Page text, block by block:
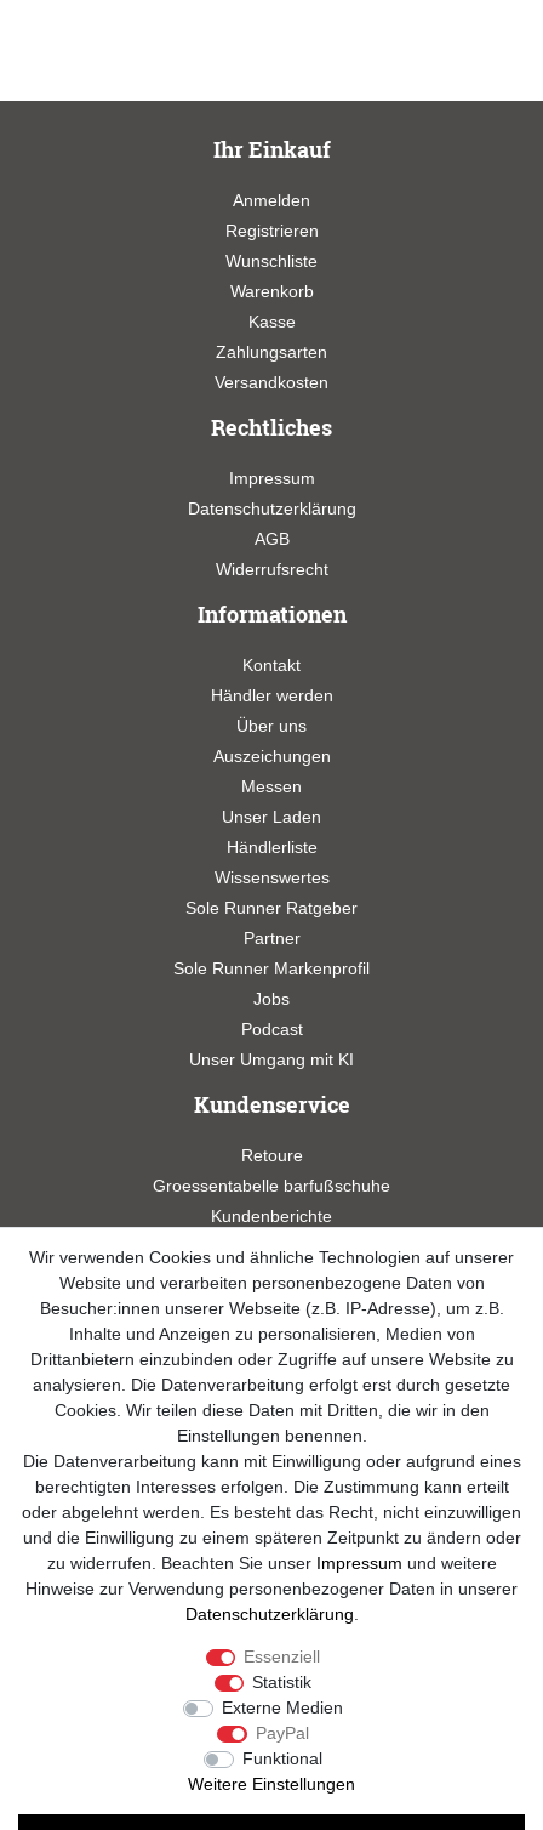
Ihr Einkauf
Anmelden
Registrieren
Wunschliste
Warenkorb
Kasse
Zahlungsarten
Versandkosten
Rechtliches
Impressum
Datenschutzerklärung
AGB
Widerrufsrecht
Informationen
Kontakt
Händler werden
Über uns
Auszeichungen
Messen
Unser Laden
Händlerliste
Wissenswertes
Sole Runner Ratgeber
Partner
Sole Runner Markenprofil
Jobs
Podcast
Unser Umgang mit KI
Kundenservice
Retoure
Groessentabelle barfußschuhe
Kundenberichte
Videos
Widerrufsformular
Kontakt
info@sole-runner.com
+49 (0)8807-244 98 89
Telefon Support Mo. - Fr. 08:00 - 18:00
Anrufe aus dem dt. Festnetz zum Ortstarif, Preise aus dem Mobilfunknetz
ggf. abweichend (abhängig vom Provider).
Wir verwenden Cookies und ähnliche Technologien auf unserer
Website und verarbeiten personenbezogene Daten von
Besucher:innen unserer Webseite (z.B. IP-Adresse), um z.B.
Inhalte und Anzeigen zu personalisieren, Medien von
Drittanbietern einzubinden oder Zugriffe auf unsere Website zu
analysieren. Die Datenverarbeitung erfolgt erst durch gesetzte
Cookies. Wir teilen diese Daten mit Dritten, die wir in den
Einstellungen benennen.
Die Datenverarbeitung kann mit Einwilligung oder aufgrund eines
berechtigten Interesses erfolgen. Die Zustimmung kann erteilt
oder abgelehnt werden. Es besteht das Recht, nicht einzuwilligen
und die Einwilligung zu einem späteren Zeitpunkt zu ändern oder
zu widerrufen. Beachten Sie unser Impressum und weitere
Hinweise zur Verwendung personenbezogener Daten in unserer
Daten­schutz­erklärung.
Essenziell
Statistik
Externe Medien
PayPal
Funktional
Weitere Einstellungen